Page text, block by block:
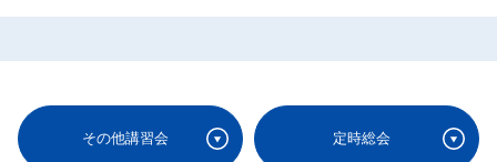
その他講習会 定時総会